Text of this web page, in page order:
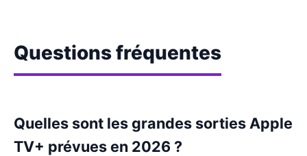
Questions fréquentes
Quelles sont les grandes sorties Apple
TV+ prévues en 2026 ?